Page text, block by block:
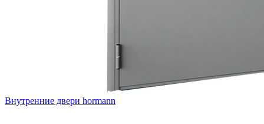
Внутренние двери hormann